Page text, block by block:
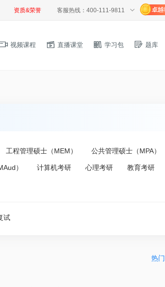
资质&荣誉 客服热线：400-111-9811
视频课程 直播课堂 学习包 题库
工程管理硕士（MEM） 公共管理硕士（MPA）
） 计算机考研 心理考研 教育考研
试
热门